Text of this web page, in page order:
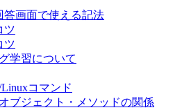
答画面で使える記法
ツ
ツ
学習について
コマンド
ブジェクト・メソッドの関係